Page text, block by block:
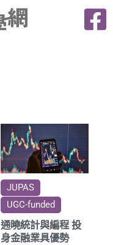
JUPAS
UGC-funded
通曉統計與編程 投
身金融業具優勢